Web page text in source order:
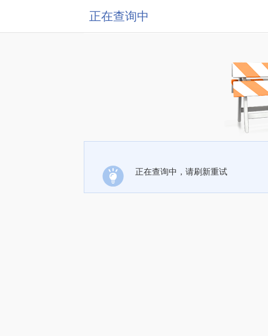
正在查询中
正在查询中，请刷新重试